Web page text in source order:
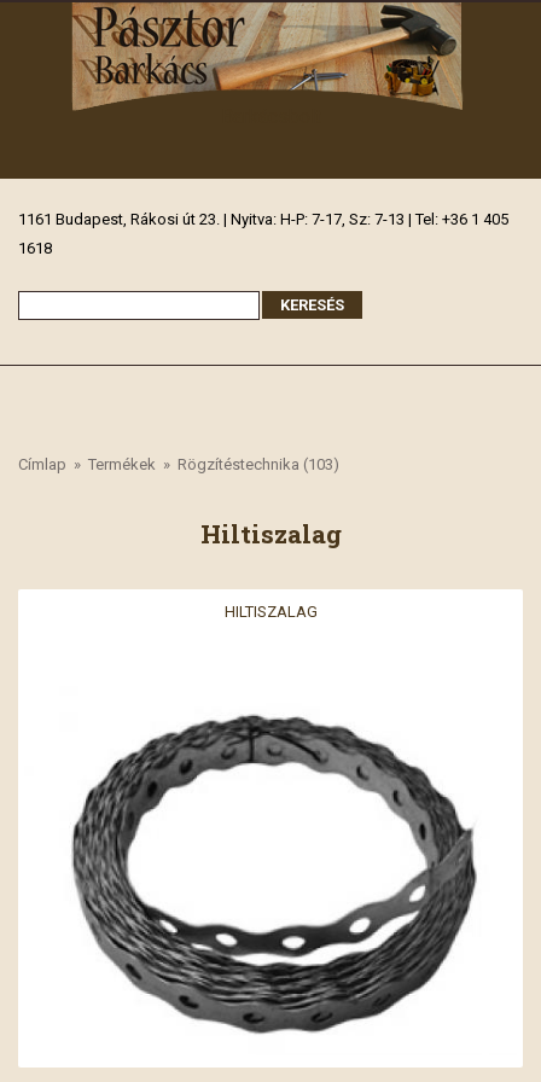
1161 Budapest, Rákosi út 23. | Nyitva: H-P: 7-17, Sz: 7-13 | Tel: +36 1 405
1618
Címlap » Termékek » Rögzítéstechnika (103)
Hiltiszalag
HILTISZALAG